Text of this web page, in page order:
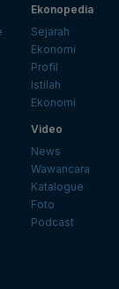
Ekonopedia
Sejarah
Ekonomi
Profil
Istilah
Ekonomi
Video
News
Wawancara
Katalogue
Foto
Podcast